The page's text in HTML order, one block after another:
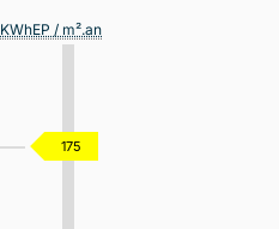
KWhEP / m².an
175